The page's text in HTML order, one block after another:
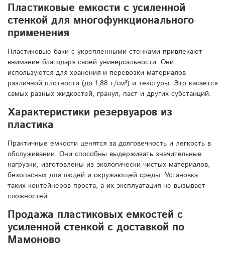
Пластиковые емкости с усиленной
стенкой для многофункционального
применения
Пластиковые баки с укрепленными стенками привлекают
внимание благодаря своей универсальности. Они
используются для хранения и перевозки материалов
различной плотности (до 1,88 г/см³) и текстуры. Это касается
самых разных жидкостей, гранул, паст и других субстанций.
Характеристики резервуаров из
пластика
Практичные емкости ценятся за долговечность и легкость в
обслуживании. Они способны выдерживать значительные
нагрузки, изготовлены из экологически чистых материалов,
безопасных для людей и окружающей среды. Установка
таких контейнеров проста, а их эксплуатация не вызывает
сложностей.
Продажа пластиковых емкостей с
усиленной стенкой с доставкой по
Мамоново